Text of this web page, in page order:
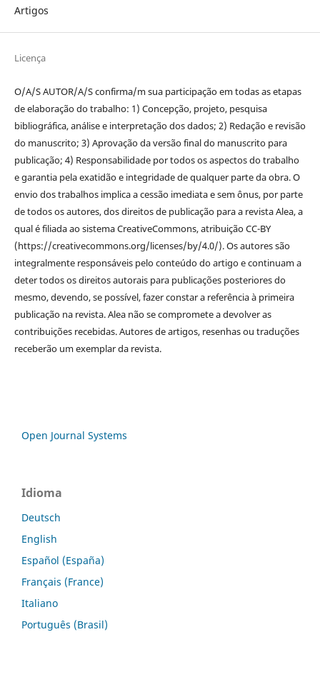
Artigos
Licença
O/A/S AUTOR/A/S confirma/m sua participação em todas as etapas
de elaboração do trabalho: 1) Concepção, projeto, pesquisa
bibliográfica, análise e interpretação dos dados; 2) Redação e revisão
do manuscrito; 3) Aprovação da versão final do manuscrito para
publicação; 4) Responsabilidade por todos os aspectos do trabalho
e garantia pela exatidão e integridade de qualquer parte da obra. O
envio dos trabalhos implica a cessão imediata e sem ônus, por parte
de todos os autores, dos direitos de publicação para a revista Alea, a
qual é filiada ao sistema CreativeCommons, atribuição CC-BY
(https://creativecommons.org/licenses/by/4.0/). Os autores são
integralmente responsáveis pelo conteúdo do artigo e continuam a
deter todos os direitos autorais para publicações posteriores do
mesmo, devendo, se possível, fazer constar a referência à primeira
publicação na revista. Alea não se compromete a devolver as
contribuições recebidas. Autores de artigos, resenhas ou traduções
receberão um exemplar da revista.
Open Journal Systems
Idioma
Deutsch
English
Español (España)
Français (France)
Italiano
Português (Brasil)